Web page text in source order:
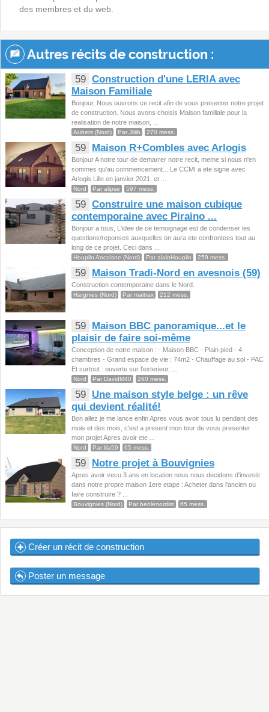
des membres et du web.
Autres récits de construction :
59 Construction d'une LERIA avec
Maison Familiale
Bonjour, Nous ouvrons ce recit afin de vous presenter notre projet
de construction. Nous avons choisis Maison familiale pour la
realisation de notre maison, ...
Aubers (Nord) Par Jiiiib 270 mess.
59 Maison R+Combles avec Arlogis
Bonjour A notre tour de demarrer notre recit, meme si nous n'en
sommes qu'au commencement... Le CCMI a ete signe avec
Arlogis Lille en janvier 2021, et ...
Nord Par alipse 597 mess.
59 Construire une maison cubique
contemporaine avec Piraino ...
Bonjour a tous, L'idee de ce temoignage est de condenser les
questions/reponses auxquelles on aura ete confrontees tout au
long de ce projet. Ceci dans ...
Houplin Ancoisne (Nord) Par alainHouplin 259 mess.
59 Maison Tradi-Nord en avesnois (59)
Construction contemporaine dans le Nord.
Hargnies (Nord) Par maitrax 212 mess.
59
Maison BBC panoramique...et le
plaisir de faire soi-même
Conception de notre maison : - Maison BBC - Plain pied - 4
chambres - Grand espace de vie : 74m2 - Chauffage au sol - PAC
Et surtout : ouverte sur l'exterieur, ...
Nord Par DavidM40 260 mess.
59 Une maison style belge : un rêve
qui devient réalité!
Bon allez je me lance enfin Apres vous avoir tous lu pendant des
mois et des mois, c'est a present mon tour de vous presenter
mon projet Apres avoir ete ...
Nord Par lila59 65 mess.
59 Notre projet à Bouvignies
Apres avoir vecu 3 ans en location nous nous decidons d'investir
dans notre propre maison 1ere etape : Acheter dans l'ancien ou
faire construire ? ...
Bouvignies (Nord) Par benlenordist 65 mess.
Créer un récit de construction
Poster un message